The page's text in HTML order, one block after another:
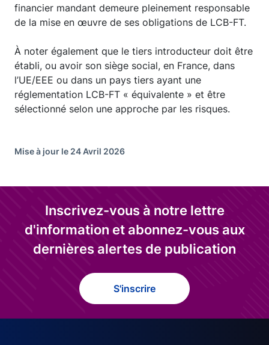
financier mandant demeure pleinement responsable
de la mise en œuvre de ses obligations de LCB-FT.
À noter également que le tiers introducteur doit être
établi, ou avoir son siège social, en France, dans
l’UE/EEE ou dans un pays tiers ayant une
réglementation LCB-FT « équivalente » et être
sélectionné selon une approche par les risques.
Mise à jour le 24 Avril 2026
Inscrivez-vous à notre lettre
d'information et abonnez-vous aux
dernières alertes de publication
S'inscrire